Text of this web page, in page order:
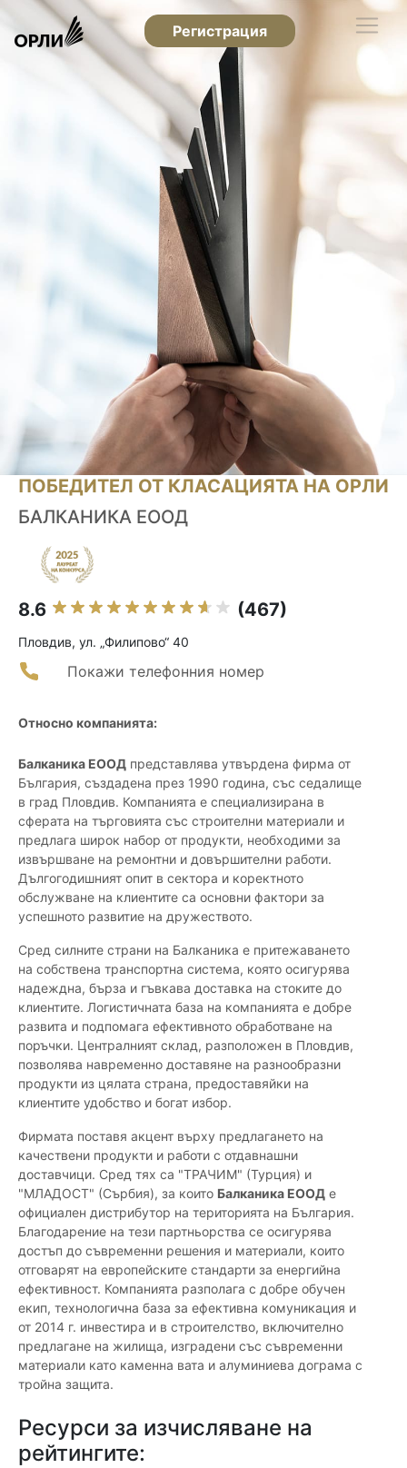
Регистрация
ПОБЕДИТЕЛ ОТ КЛАСАЦИЯТА НА ОРЛИ
БАЛКАНИКА ЕООД
8.6 (467)
Пловдив, ул. „Филипово“ 40
Покажи телефонния номер
Относно компанията:
Балканика ЕООД представлява утвърдена фирма от
България, създадена през 1990 година, със седалище
в град Пловдив. Компанията е специализирана в
сферата на търговията със строителни материали и
предлага широк набор от продукти, необходими за
извършване на ремонтни и довършителни работи.
Дългогодишният опит в сектора и коректното
обслужване на клиентите са основни фактори за
успешното развитие на дружеството.
Сред силните страни на Балканика е притежаването
на собствена транспортна система, която осигурява
надеждна, бърза и гъвкава доставка на стоките до
клиентите. Логистичната база на компанията е добре
развита и подпомага ефективното обработване на
поръчки. Централният склад, разположен в Пловдив,
позволява навременно доставяне на разнообразни
продукти из цялата страна, предоставяйки на
клиентите удобство и богат избор.
Фирмата поставя акцент върху предлагането на
качествени продукти и работи с отдавнашни
доставчици. Сред тях са "ТРАЧИМ" (Турция) и
"МЛАДОСТ" (Сърбия), за които Балканика ЕООД е
официален дистрибутор на територията на България.
Благодарение на тези партньорства се осигурява
достъп до съвременни решения и материали, които
отговарят на европейските стандарти за енергийна
ефективност. Компанията разполага с добре обучен
екип, технологична база за ефективна комуникация и
от 2014 г. инвестира и в строителство, включително
предлагане на жилища, изградени със съвременни
материали като каменна вата и алуминиева дограма с
тройна защита.
Ресурси за изчисляване на
рейтингите: